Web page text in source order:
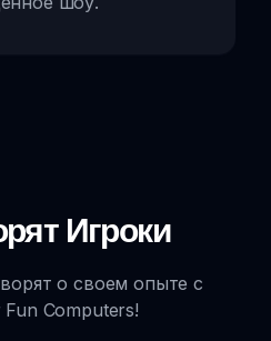
Игроки
о своем опыте с
Computers!